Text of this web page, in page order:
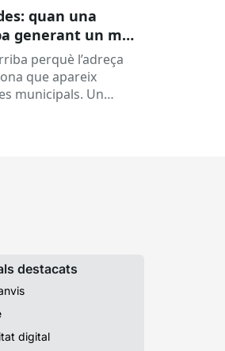
quan una
generant un mal
perquè l’adreça
que apareix
municipals. Un
destacats
digital